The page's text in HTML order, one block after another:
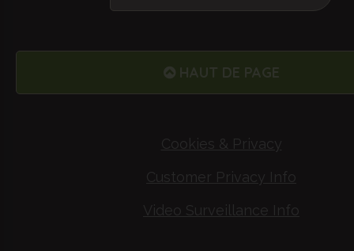
HAUT DE PAGE
Cookies & Privacy
Customer Privacy Info
Video Surveillance Info